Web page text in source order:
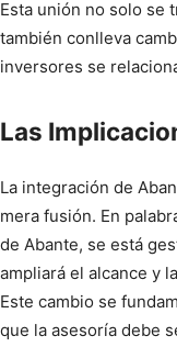
Esta unión no solo se
también conlleva
inversores se
Las
La integración de
mera fusión. En
de Abante, se está
ampliará el alcance y
Este cambio se
que la asesoría debe